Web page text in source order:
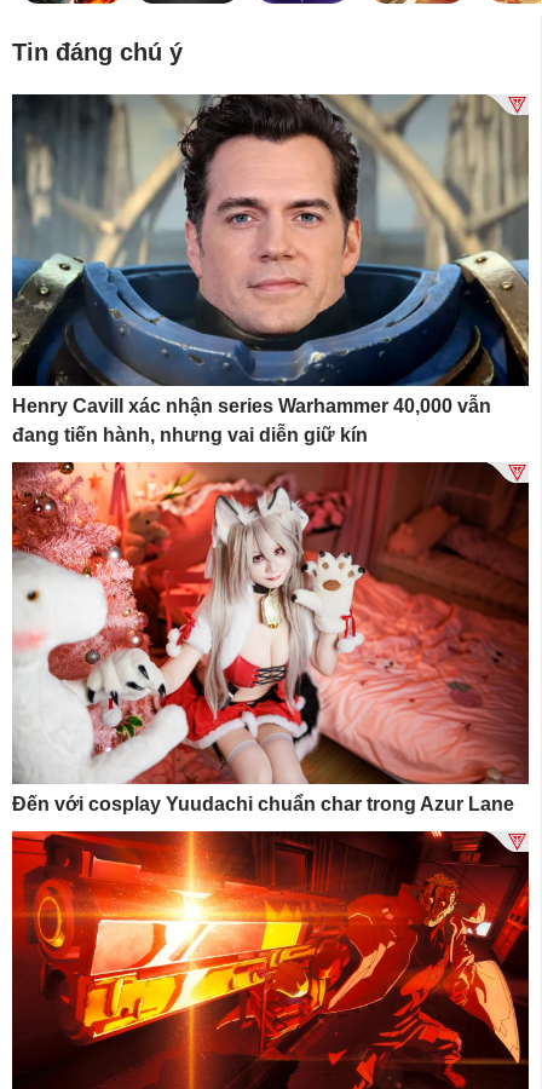
Tin đáng chú ý
Henry Cavill xác nhận series Warhammer 40,000 vẫn
đang tiến hành, nhưng vai diễn giữ kín
Đến với cosplay Yuudachi chuẩn char trong Azur Lane